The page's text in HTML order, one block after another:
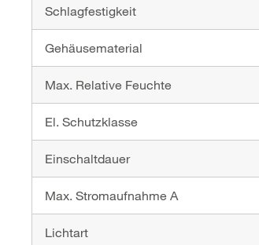
Schlagfestigkeit
Gehäusematerial
Max. Relative Feuchte
El. Schutzklasse
Einschaltdauer
Max. Stromaufnahme A
Lichtart